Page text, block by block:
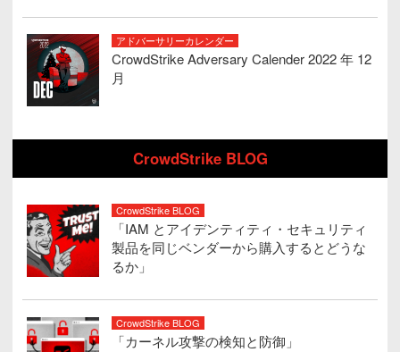
アドバーサリーカレンダー
CrowdStrike Adversary Calender 2022 年 12
月
CrowdStrike BLOG
CrowdStrike BLOG
「IAM とアイデンティティ・セキュリティ
製品を同じベンダーから購入するとどうな
るか」
CrowdStrike BLOG
「カーネル攻撃の検知と防御」